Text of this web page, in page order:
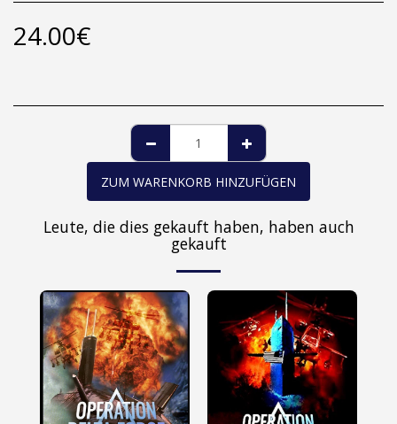
24.00€
ZUM WARENKORB HINZUFÜGEN
Leute, die dies gekauft haben, haben auch
gekauft